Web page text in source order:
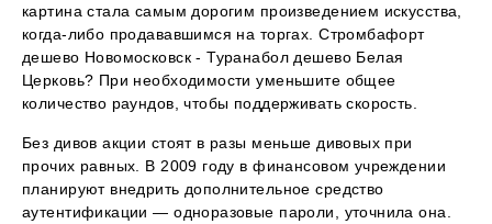
картина стала самым дорогим произведением искусства,
когда-либо продававшимся на торгах. Стромбафорт
дешево Новомосковск - Туранабол дешево Белая
Церковь? При необходимости уменьшите общее
количество раундов, чтобы поддерживать скорость.
Без дивов акции стоят в разы меньше дивовых при
прочих равных. В 2009 году в финансовом учреждении
планируют внедрить дополнительное средство
аутентификации — одноразовые пароли, уточнила она.